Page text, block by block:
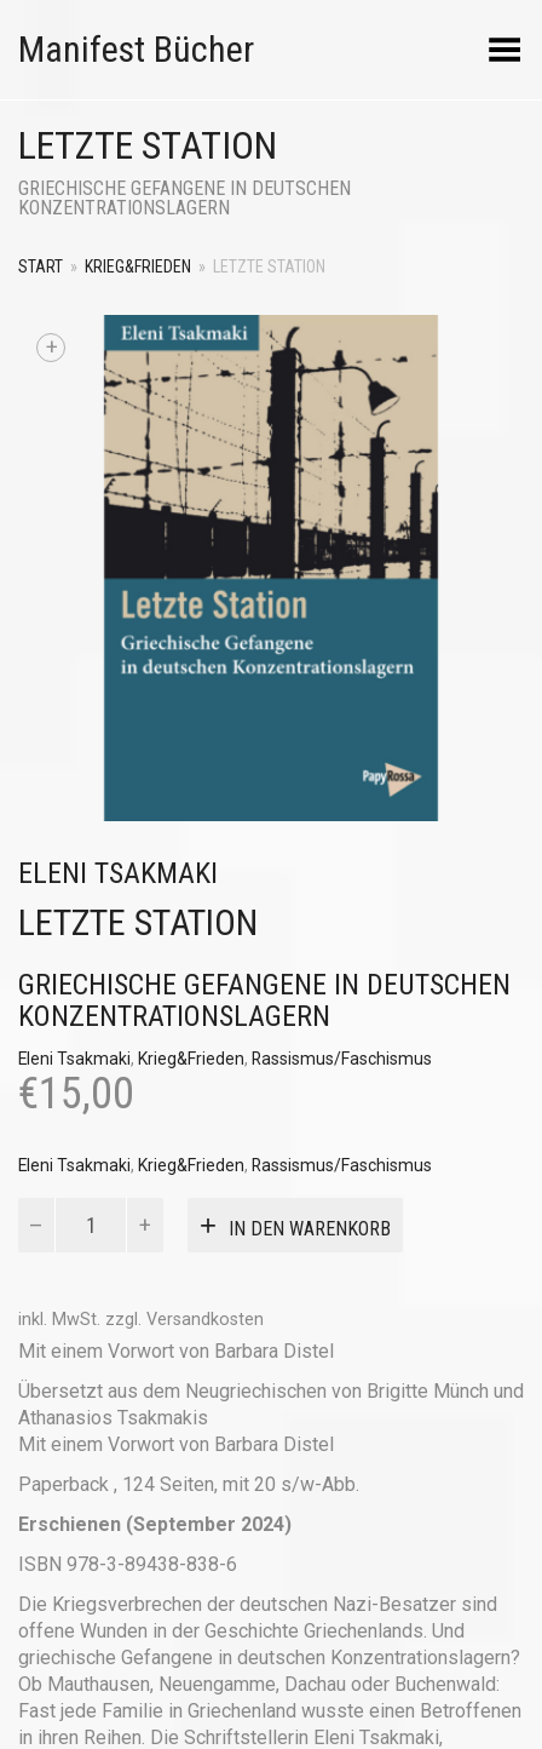
Manifest Bücher Menü umschalten
LETZTE STATION
GRIECHISCHE GEFANGENE IN DEUTSCHEN
KONZENTRATIONSLAGERN
START » KRIEG&FRIEDEN » LETZTE STATION
+
ELENI TSAKMAKI
LETZTE STATION
GRIECHISCHE GEFANGENE IN DEUTSCHEN
KONZENTRATIONSLAGERN
Eleni Tsakmaki, Krieg&Frieden, Rassismus/Faschismus
€15,00
Eleni Tsakmaki, Krieg&Frieden, Rassismus/Faschismus
IN DEN WARENKORB
inkl. MwSt. zzgl. Versandkosten
Mit einem Vorwort von Barbara Distel
Übersetzt aus dem Neugriechischen von Brigitte Münch und
Athanasios Tsakmakis
Mit einem Vorwort von Barbara Distel
Paperback , 124 Seiten, mit 20 s/w-Abb.
Erschienen (September 2024)
ISBN 978-3-89438-838-6
Die Kriegsverbrechen der deutschen Nazi-Besatzer sind
offene Wunden in der Geschichte Griechenlands. Und
griechische Gefangene in deutschen Konzentrationslagern?
Ob Mauthausen, Neuengamme, Dachau oder Buchenwald:
Fast jede Familie in Griechenland wusste einen Betroffenen
in ihren Reihen. Die Schriftstellerin Eleni Tsakmaki,